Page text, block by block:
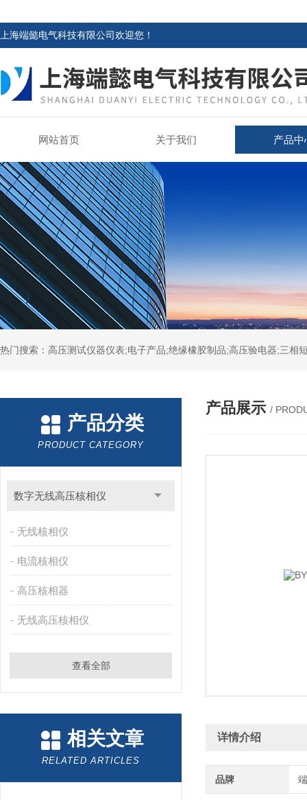
上海端懿电气科技有限公司欢迎您！
网站首页 关于我们 产品中
热门搜索：高压测试仪器仪表;电子产品;绝缘橡胶制品;高压验电器;三
产品分类
PRODUCT CATEGORY
数字无线高压核相仪
无线核相仪
电流核相仪
高压核相器
无线高压核相仪
查看全部
相关文章
RELATED ARTICLES
产品展示 /
详情介绍
品牌